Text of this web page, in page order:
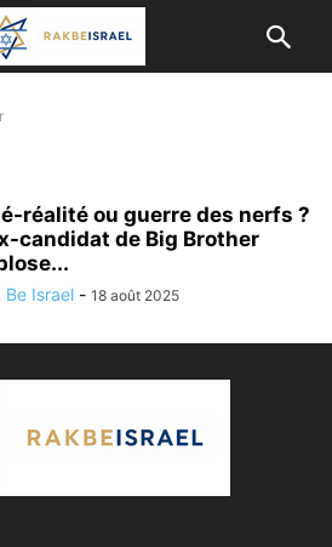
réalité ou guerre des nerfs ?
candidat de Big Brother
Be Israel - 18 août 2025